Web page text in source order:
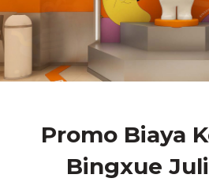
Promo Biaya
Bingxue